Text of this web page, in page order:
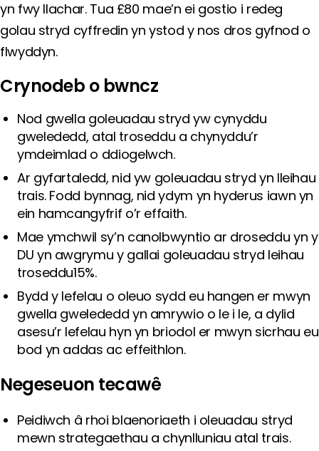
yn fwy llachar. Tua £80 mae’n ei gostio i redeg
golau stryd cyffredin yn ystod y nos dros gyfnod o
flwyddyn.
Crynodeb o bwncz
Nod gwella goleuadau stryd yw cynyddu
gwelededd, atal troseddu a chynyddu’r
ymdeimlad o ddiogelwch.
Ar gyfartaledd, nid yw goleuadau stryd yn lleihau
trais. Fodd bynnag, nid ydym yn hyderus iawn yn
ein hamcangyfrif o’r effaith.
Mae ymchwil sy’n canolbwyntio ar droseddu yn y
DU yn awgrymu y gallai goleuadau stryd leihau
troseddu15%.
Bydd y lefelau o oleuo sydd eu hangen er mwyn
gwella gwelededd yn amrywio o le i le, a dylid
asesu’r lefelau hyn yn briodol er mwyn sicrhau eu
bod yn addas ac effeithlon.
Negeseuon tecawê
Peidiwch â rhoi blaenoriaeth i oleuadau stryd
mewn strategaethau a chynlluniau atal trais.